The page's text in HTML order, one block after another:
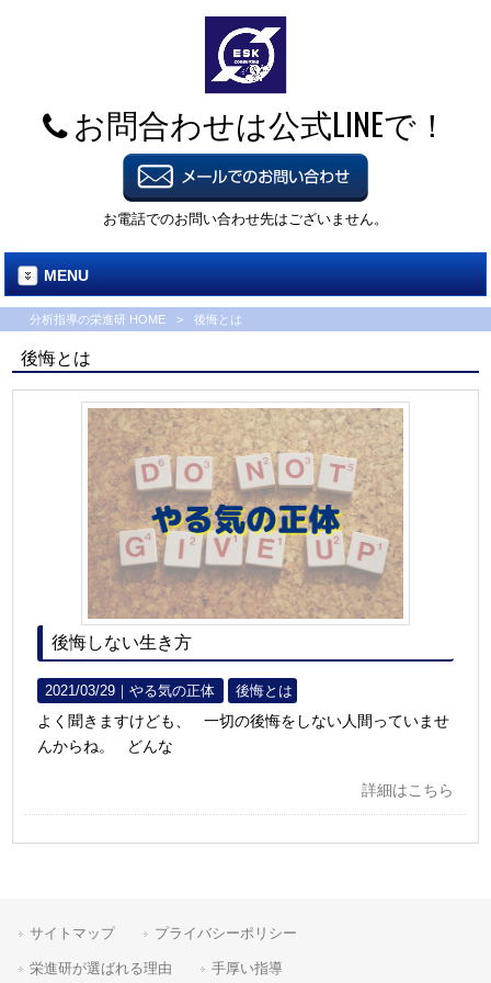
お問合わせは公式LINEで！
お電話でのお問い合わせ先はございません。
MENU
分析指導の栄進研 HOME > 後悔とは
後悔とは
後悔しない生き方
2021/03/29｜やる気の正体 後悔とは
よく聞きますけども、 一切の後悔をしない人間っていませ
んからね。 どんな
詳細はこちら
サイトマップ プライバシーポリシー
栄進研が選ばれる理由 手厚い指導